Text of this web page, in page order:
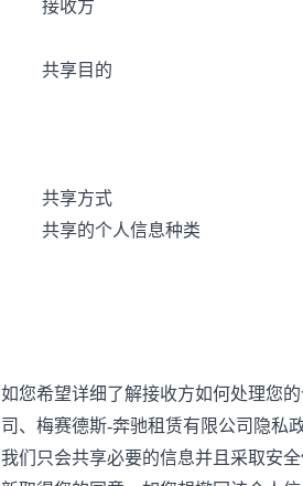
接收方
共享目的
共享方式
共享的个人信息种类
如您希望详细了解接收方如何处理您
司 、 梅赛德斯-奔驰租赁有限公司隐私
我们只会共享必要的信息并且采取安